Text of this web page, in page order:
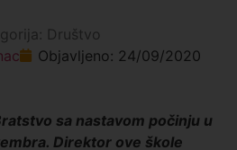
Društvo
Objavljeno: 24/09/2020
sa nastavom počinju u
Direktor ove škole